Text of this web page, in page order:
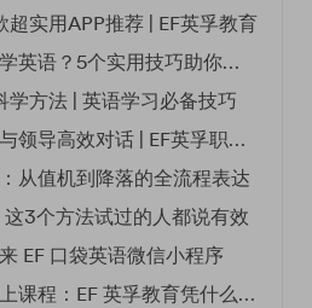
实用APP推荐 | EF英孚教育
普通打工人如何高效学英语？5个实用技巧助你突破职场瓶颈
方法 | 英语学习必备技巧
职场沟通秘籍：如何与领导高效对话 | EF英孚职场指南
从值机到降落的全流程表达
3个方法试过的人都说有效
EF 口袋英语微信小程序
探寻成人英语口语线上课程：EF 英孚教育凭什么领航